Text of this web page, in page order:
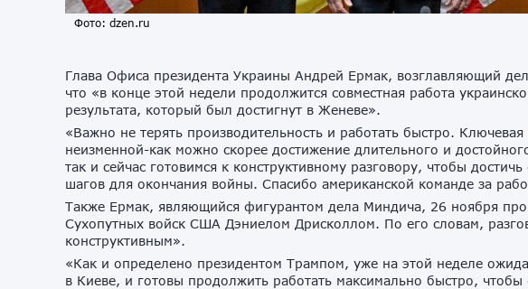
Фото: dzen.ru
Глава Офиса президента Украины Андрей Ермак, возглавляющий
что «в конце этой недели продолжится совместная работа
результата, который был достигнут в Женеве».
«Важно не терять производительность и работать быстро.
неизменной-как можно скорее достижение длительного и
так и сейчас готовимся к конструктивному разговору, чтобы
шагов для окончания войны. Спасибо американской команде за
Также Ермак, являющийся фигурантом дела Миндича, 26 ноября
Сухопутных войск США Дэниелом Дрисколлом. По его словам,
конструктивным».
«Как и определено президентом Трампом, уже на этой неделе
в Киеве, и готовы продолжить работать максимально быстро,